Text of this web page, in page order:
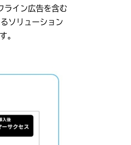
ライン広告を含む
ソリューション
。